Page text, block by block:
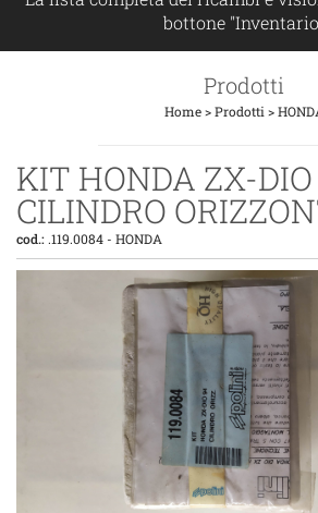
bottone
Prodotti
Home>Prodotti >
KIT HONDA ZX-
CILINDRO
cod.: .119.0084 - HONDA